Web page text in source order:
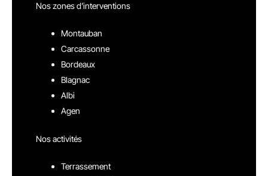
Nos zones d’interventions
Montauban
Carcassonne
Bordeaux
Blagnac
Albi
Agen
Nos activités
Terrassement